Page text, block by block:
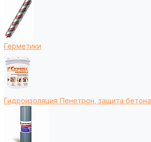
Герметики
Гидроизоляция Пенетрон, защита бетона